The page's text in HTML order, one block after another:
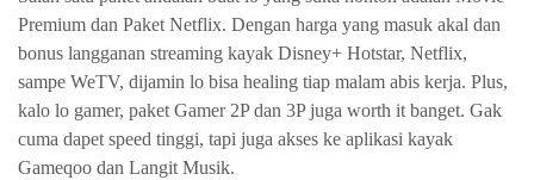
Premium dan Paket Netflix. Dengan harga yang masuk akal dan
bonus langganan streaming kayak Disney+ Hotstar, Netflix,
sampe WeTV, dijamin lo bisa healing tiap malam abis kerja. Plus,
kalo lo gamer, paket Gamer 2P dan 3P juga worth it banget. Gak
cuma dapet speed tinggi, tapi juga akses ke aplikasi kayak
Gameqoo dan Langit Musik.